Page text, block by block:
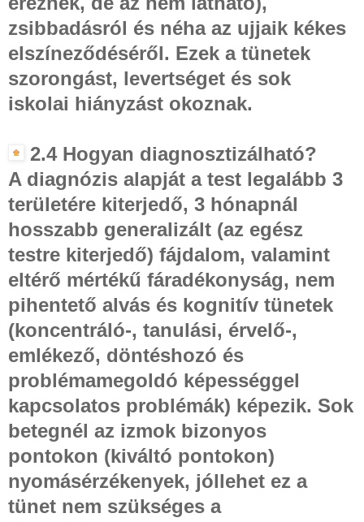
zsibbadásról és néha az ujjaik kékes
elszíneződéséről. Ezek a tünetek
szorongást, levertséget és sok
iskolai hiányzást okoznak.
2.4 Hogyan diagnosztizálható?
A diagnózis alapját a test legalább 3
területére kiterjedő, 3 hónapnál
hosszabb generalizált (az egész
testre kiterjedő) fájdalom, valamint
eltérő mértékű fáradékonyság, nem
pihentető alvás és kognitív tünetek
(koncentráló-, tanulási, érvelő-,
emlékező, döntéshozó és
problémamegoldó képességgel
kapcsolatos problémák) képezik. Sok
betegnél az izmok bizonyos
pontokon (kiváltó pontokon)
nyomásérzékenyek, jóllehet ez a
tünet nem szükséges a